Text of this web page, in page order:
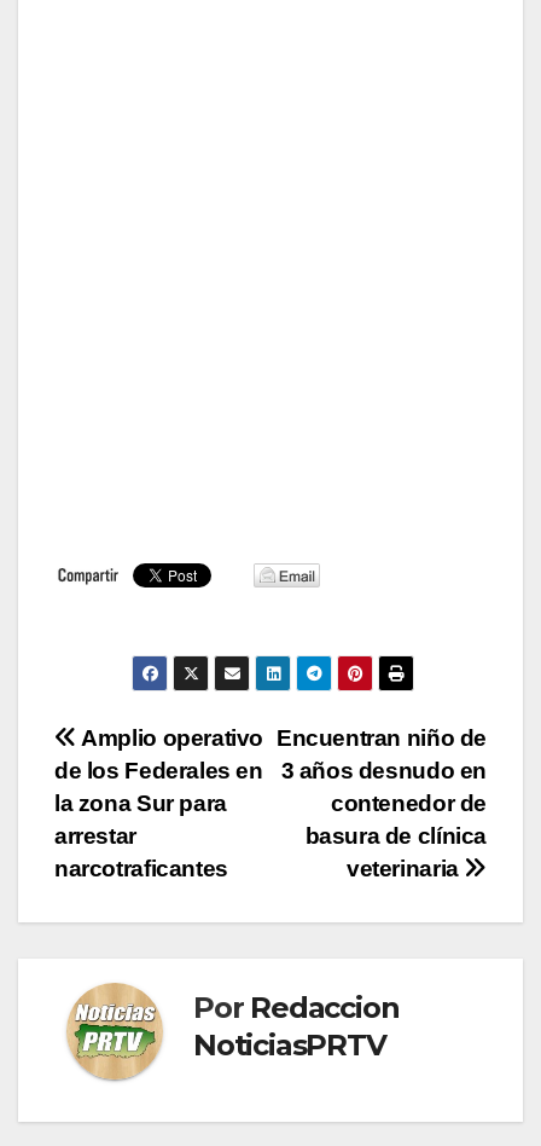
Navegación
de
entradas
Encuentran niño de
3 años desnudo en
contenedor de
basura de clínica
veterinaria
Amplio operativo
de los Federales en
la zona Sur para
arrestar
narcotraficantes
Por Redaccion
NoticiasPRTV